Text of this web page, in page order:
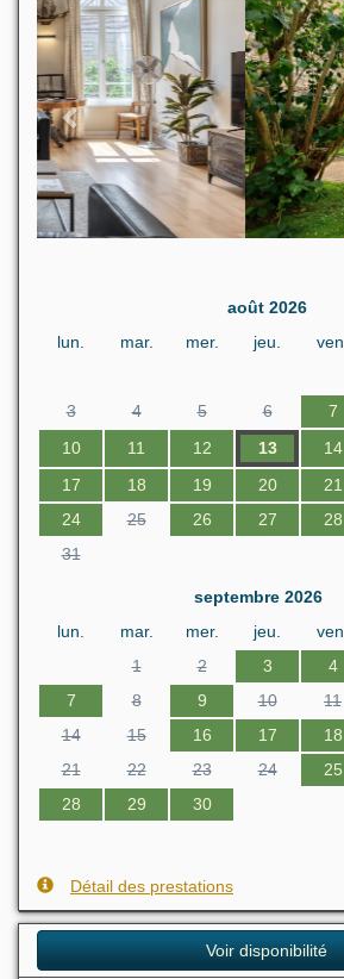
août 2026
lun.
mar. mer. jeu. ven.
3
4 5 6 7
10
11 12 13 14
17
18 19 20 21
24
25 26 27 28
31
septembre 2026
lun.
mar. mer. jeu. ven.
1
2 3 4
7
8 9 10 11
14
15 16 17 18
21
22 23 24 25
28
29 30
Détail des prestations
Voir disponibilité